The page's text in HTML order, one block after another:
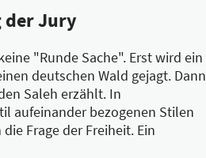
der Jury
"Runde Sache". Erst wird ein
deutschen Wald gejagt. Dann
Saleh erzählt. In
aufeinander bezogenen Stilen
Frage der Freiheit. Ein